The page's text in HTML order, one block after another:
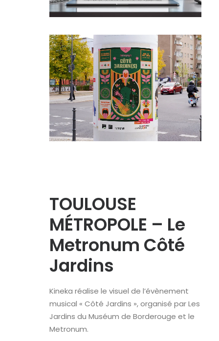
TOULOUSE
MÉTROPOLE – Le
Metronum Côté
Jardins
Kineka réalise le visuel de l’évènement
musical « Côté Jardins », organisé par Les
Jardins du Muséum de Borderouge et le
Metronum.